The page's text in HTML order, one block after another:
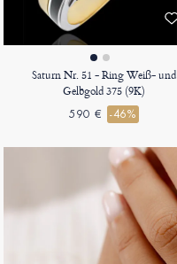
Saturn Nr. 51 - Ring Weiß- und
Gelbgold 375 (9K)
590 € -46%